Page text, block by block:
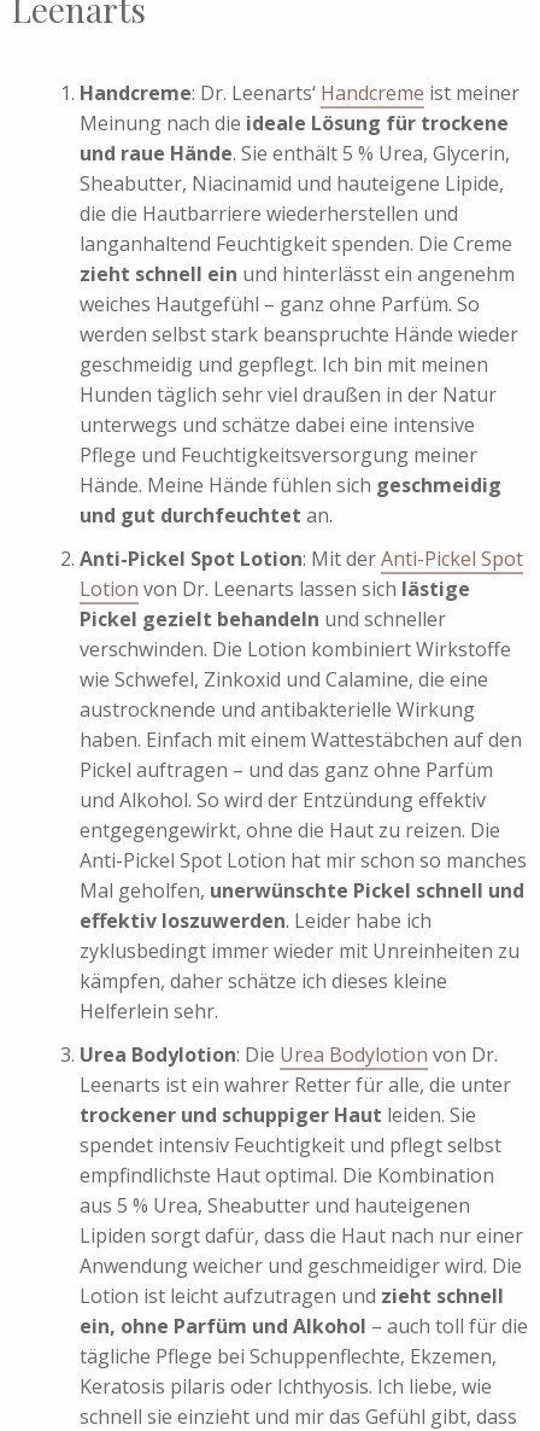
Handcreme: Dr. Leenarts‘ Handcreme ist meiner
Meinung nach die ideale Lösung für trockene
und raue Hände. Sie enthält 5 % Urea, Glycerin,
Sheabutter, Niacinamid und hauteigene Lipide,
die die Hautbarriere wiederherstellen und
langanhaltend Feuchtigkeit spenden. Die Creme
zieht schnell ein und hinterlässt ein angenehm
weiches Hautgefühl – ganz ohne Parfüm. So
werden selbst stark beanspruchte Hände wieder
geschmeidig und gepflegt. Ich bin mit meinen
Hunden täglich sehr viel draußen in der Natur
unterwegs und schätze dabei eine intensive
Pflege und Feuchtigkeitsversorgung meiner
Hände. Meine Hände fühlen sich geschmeidig
und gut durchfeuchtet an.
Anti-Pickel Spot Lotion: Mit derAnti-Pickel Spot
Lotion von Dr. Leenarts lassen sich lästige
Pickel gezielt behandeln und schneller
verschwinden. Die Lotion kombiniert Wirkstoffe
wie Schwefel, Zinkoxid und Calamine, die eine
austrocknende und antibakterielle Wirkung
haben. Einfach mit einem Wattestäbchen auf den
Pickel auftragen – und das ganz ohne Parfüm
und Alkohol. So wird der Entzündung effektiv
entgegengewirkt, ohne die Haut zu reizen. Die
Anti-Pickel Spot Lotion hat mir schon so manches
Mal geholfen, unerwünschte Pickel schnell und
effektiv loszuwerden. Leider habe ich
zyklusbedingt immer wieder mit Unreinheiten zu
kämpfen, daher schätze ich dieses kleine
Helferlein sehr.
Urea Bodylotion: Die Urea Bodylotion von Dr.
Leenarts ist ein wahrer Retter für alle, die unter
trockener und schuppiger Haut leiden. Sie
spendet intensiv Feuchtigkeit und pflegt selbst
empfindlichste Haut optimal. Die Kombination
aus 5 % Urea, Sheabutter und hauteigenen
Lipiden sorgt dafür, dass die Haut nach nur einer
Anwendung weicher und geschmeidiger wird. Die
Lotion ist leicht aufzutragen und zieht schnell
ein, ohne Parfüm und Alkohol – auch toll für die
tägliche Pflege bei Schuppenflechte, Ekzemen,
Keratosis pilaris oder Ichthyosis. Ich liebe, wie
schnell sie einzieht und mir das Gefühl gibt, dass